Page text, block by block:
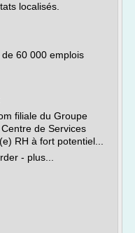
localisés.
60 000 emplois
filiale du Groupe
de Services
RH à fort potentiel...
- plus...